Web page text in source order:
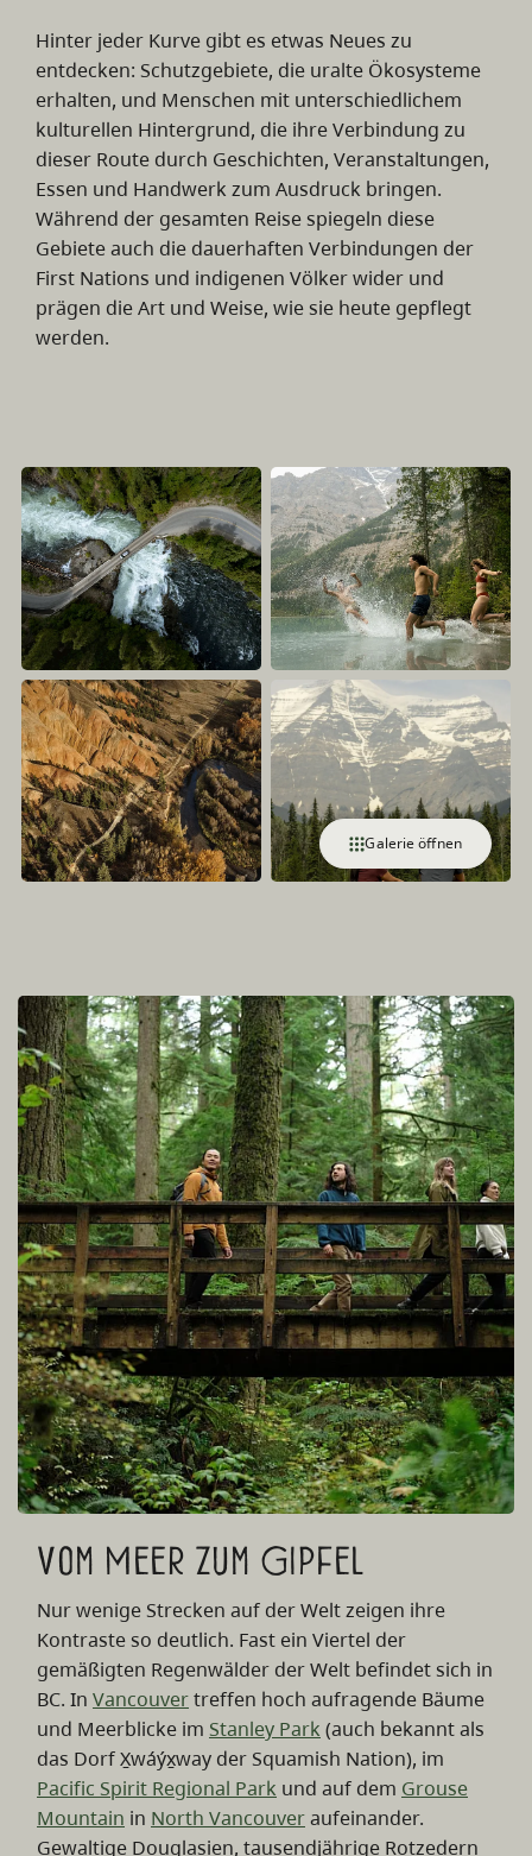
Hinter jeder Kurve gibt es etwas Neues zu
entdecken: Schutzgebiete, die uralte Ökosysteme
erhalten, und Menschen mit unterschiedlichem
kulturellen Hintergrund, die ihre Verbindung zu
dieser Route durch Geschichten, Veranstaltungen,
Essen und Handwerk zum Ausdruck bringen.
Während der gesamten Reise spiegeln diese
Gebiete auch die dauerhaften Verbindungen der
First Nations und indigenen Völker wider und
prägen die Art und Weise, wie sie heute gepflegt
werden.
Galerie öffnen
Vom Meer zum Gipfel
Nur wenige Strecken auf der Welt zeigen ihre
Kontraste so deutlich. Fast ein Viertel der
gemäßigten Regenwälder der Welt befindet sich in
BC. In Vancouvertreffen hoch aufragende Bäume
und Meerblicke im Stanley Park (auch bekannt als
das Dorf X̱wáýx̱way der Squamish Nation), im
Pacific Spirit Regional Park und auf dem Grouse
Mountain in North Vancouveraufeinander.
Gewaltige Douglasien, tausendjährige Rotzedern